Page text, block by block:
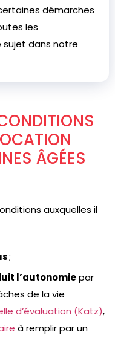
démarches
les
dans notre
ÂGÉES
auxquelles il
;
l’autonomiepar
de la vie
d’évaluation (Katz),
à remplir par un